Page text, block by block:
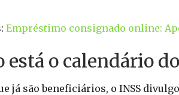
Empréstimo consignado online:
está o calendário
já são beneficiários, o INSS